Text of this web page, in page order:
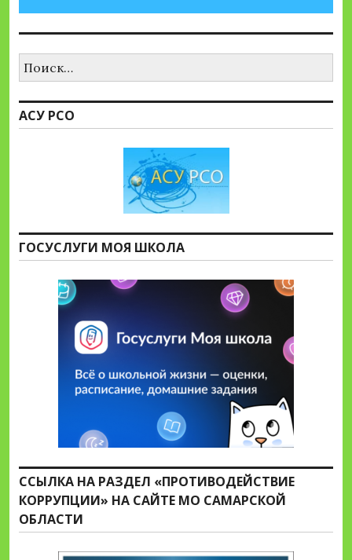
АСУ РСО
ГОСУСЛУГИ МОЯ ШКОЛА
ССЫЛКА НА РАЗДЕЛ «ПРОТИВОДЕЙСТВИЕ
КОРРУПЦИИ» НА САЙТЕ МО САМАРСКОЙ
ОБЛАСТИ